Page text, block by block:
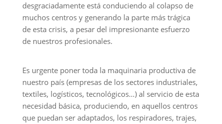
desgraciadamente está conduciendo al colapso de
muchos centros y generando la parte más trágica
de esta crisis, a pesar del impresionante esfuerzo
de nuestros profesionales.
Es urgente poner toda la maquinaria productiva de
nuestro país (empresas de los sectores industriales,
textiles, logísticos, tecnológicos…) al servicio de esta
necesidad básica, produciendo, en aquellos centros
que puedan ser adaptados, los respiradores, trajes,